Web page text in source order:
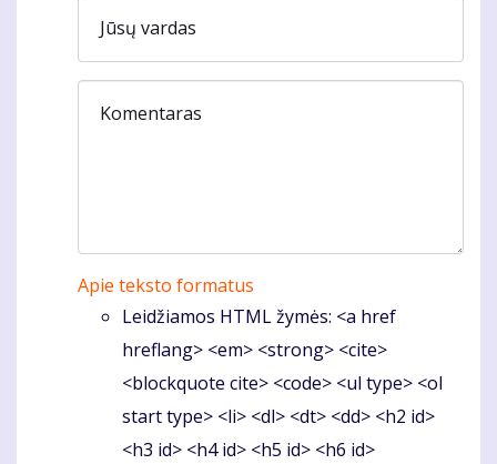
Jūsų vardas
Komentaras
Apie teksto formatus
Leidžiamos HTML žymės: <a href
hreflang> <em> <strong> <cite>
<blockquote cite> <code> <ul type> <ol
start type> <li> <dl> <dt> <dd> <h2 id>
<h3 id> <h4 id> <h5 id> <h6 id>